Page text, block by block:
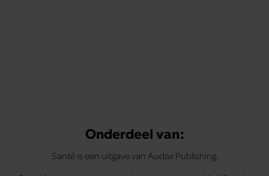
Onderdeel van:
Santé is een uitgave van Audax Publishing.